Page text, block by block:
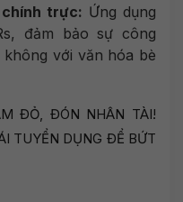
trực: Ứng dụng
đảm bảo sự công
với văn hóa bè
ĐỎ, ĐÓN NHÂN TÀI!
TUYỂN DỤNG ĐỂ BỨT